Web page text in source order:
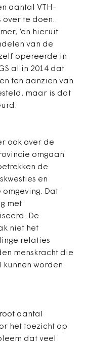
aantal VTH-
over te doen.
‘en hieruit
van de
opereerde in
al in 2014 dat
ten aanzien van
maar is dat
ook over de
omgaan
de
en
Dat
met
De
niet het
relaties
menskracht die
worden
aantal
het toezicht op
dat veel